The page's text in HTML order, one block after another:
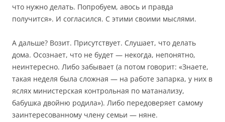
что нужно делать. Попробуем, авось и правда
получится». И согласился. С этими своими мыслями.
А дальше? Возит. Присутствует. Слушает, что делать
дома. Осознает, что не будет — некогда, непонятно,
неинтересно. Либо забывает (а потом говорит: «Знаете,
такая неделя была сложная — на работе запарка, у них в
яслях министерская контрольная по матанализу,
бабушка двойню родила»). Либо передоверяет самому
заинтересованному члену семьи — няне.